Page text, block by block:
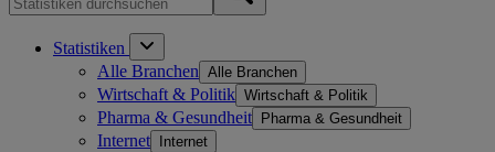
Statistiken
Alle Branchen Alle Branchen
Wirtschaft & Politik Wirtschaft & Politik
Pharma & Gesundheit Pharma & Gesundheit
Internet Internet